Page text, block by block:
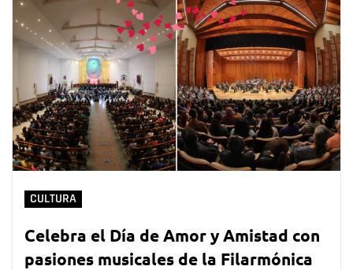
CULTURA
Celebra el Día de Amor y Amistad con
pasiones musicales de la Filarmónica